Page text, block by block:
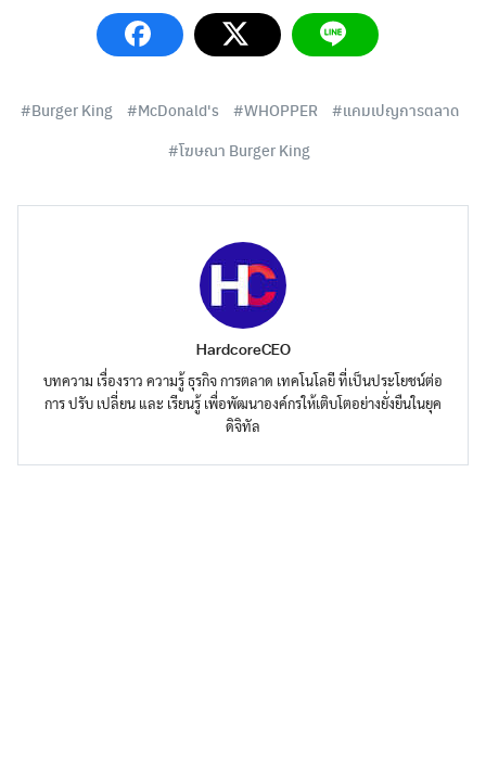
Burger King McDonald's WHOPPER
แคมเปญการตลาด
โฆษณา Burger King
HardcoreCEO
บทความ เรื่องราว ความรู้ ธุรกิจ การตลาด เทคโนโลยี ที่เป็นประโยชน์ต่อ
การ ปรับ เปลี่ยน และ เรียนรู้ เพื่อพัฒนาองค์กรให้เติบโตอย่างยั่งยืนในยุค
ดิจิทัล